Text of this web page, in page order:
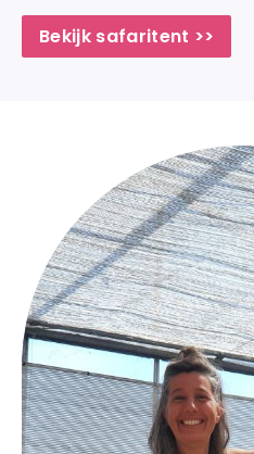
Bekijk safaritent >>